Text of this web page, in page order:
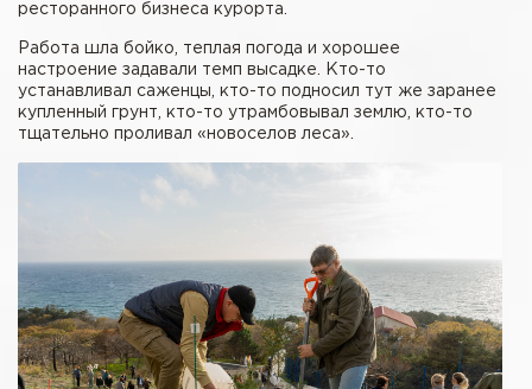
ресторанного бизнеса курорта.
Работа шла бойко, теплая погода и хорошее
настроение задавали темп высадке. Кто-то
устанавливал саженцы, кто-то подносил тут же заранее
купленный грунт, кто-то утрамбовывал землю, кто-то
тщательно проливал «новоселов леса».